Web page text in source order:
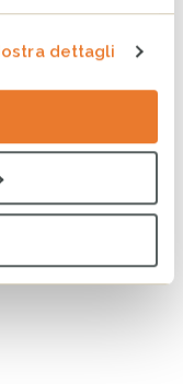
dettagli
persone significa
di CESVI